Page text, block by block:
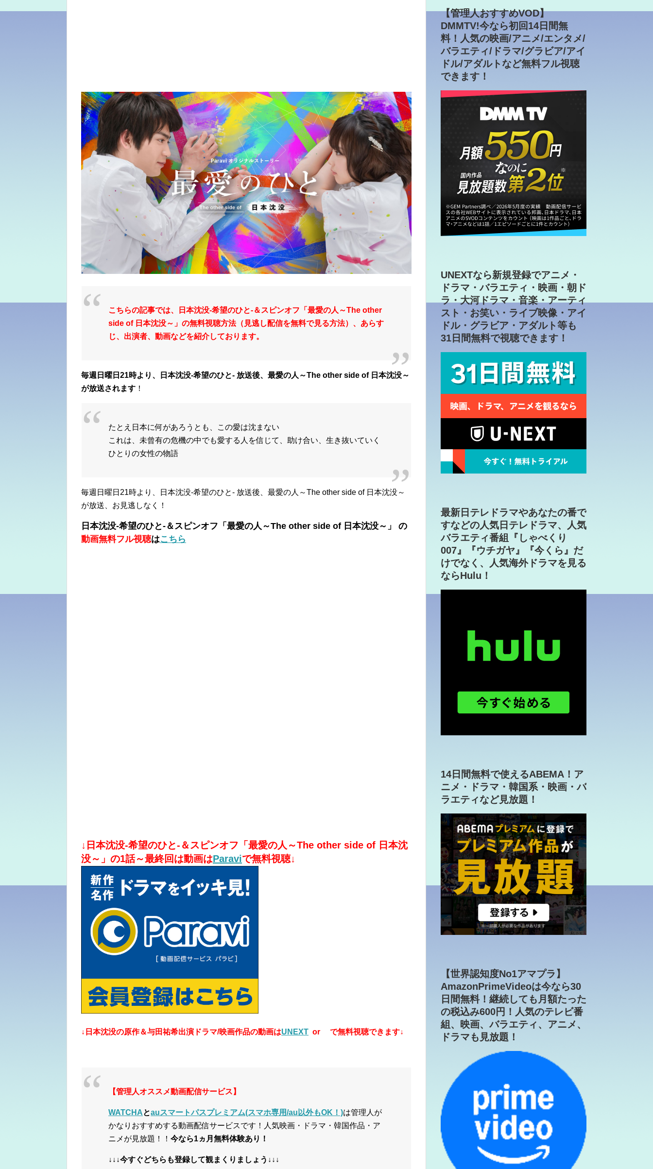
こちらの記事では、日本沈没-希望のひと-＆スピンオフ「最愛の人～The other
side of 日本沈没～」の無料視聴方法（見逃し配信を無料で見る方法）、あらす
じ、出演者、動画などを紹介しております。
毎週日曜日21時より、日本沈没-希望のひと- 放送後、最愛の人～The other side of 日本沈没～
が放送されます ！
たとえ日本に何があろうとも、この愛は沈まない
これは、未曾有の危機の中でも愛する人を信じて、助け合い、生き抜いていく
ひとりの女性の物語
毎週日曜日21時より、日本沈没-希望のひと- 放送後、最愛の人～The other side of 日本沈没～
が放送、お見逃しなく！
日本沈没-希望のひと-＆スピンオフ「最愛の人～The other side of 日本沈没～」 の
動画無料フル視聴はこちら
↓日本沈没-希望のひと-＆スピンオフ「最愛の人～The other side of 日本沈
没～」の1話～最終回は動画はParaviで無料視聴↓
↓日本沈没の原作＆与田祐希出演ドラマ/映画作品の動画はUNEXT or で無料視聴できます↓
【管理人オススメ動画配信サービス】
WATCHAとauスマートパスプレミアム(スマホ専用/au以外もOK！)は管理人が
かなりおすすめする動画配信サービスです！人気映画・ドラマ・韓国作品・ア
ニメが見放題！！ 今なら1ヵ月無料体験あり！
↓↓↓今すぐどちらも登録して観まくりましょう↓↓↓
【管理人おすすめVOD】
DMMTV!今なら初回14日間無
料！人気の映画/アニメ/エンタメ/
バラエティ/ドラマ/グラビア/アイ
ドル/アダルトなど無料フル視聴
できます！
UNEXTなら新規登録でアニメ・
ドラマ・バラエティ・映画・朝ド
ラ・大河ドラマ・音楽・アーティ
スト・お笑い・ライブ映像・アイ
ドル・グラビア・アダルト等も
31日間無料で視聴できます！
最新日テレドラマやあなたの番で
すなどの人気日テレドラマ、人気
バラエティ番組『しゃべくり
007』『ウチガヤ』『今くら』だ
けでなく、人気海外ドラマを見る
ならHulu！
14日間無料で使えるABEMA！ア
ニメ・ドラマ・韓国系・映画・バ
ラエティなど見放題！
【世界認知度No1アマプラ】
AmazonPrimeVideoは今なら30
日間無料！継続しても月額たった
の税込み600円！人気のテレビ番
組、映画、バラエティ、アニメ、
ドラマも見放題！